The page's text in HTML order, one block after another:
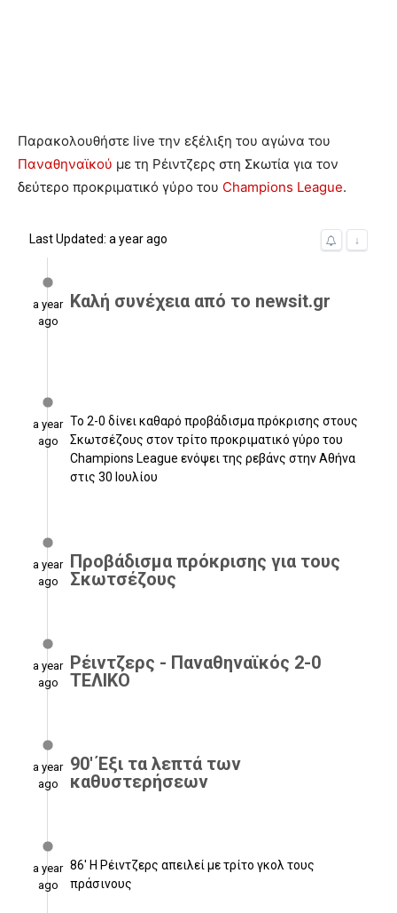
Παρακολουθήστε live την εξέλιξη του αγώνα του
Παναθηναϊκού με τη Ρέιντζερς στη Σκωτία για τον
δεύτερο προκριματικό γύρο του Champions League.